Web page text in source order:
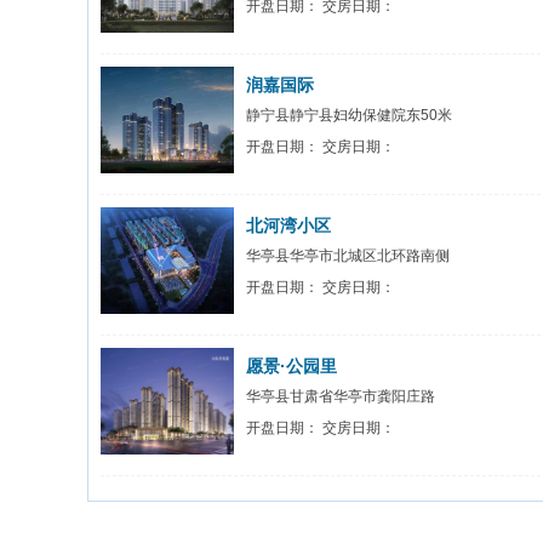
开盘日期： 交房日期：
润嘉国际
静宁县静宁县妇幼保健院东50米
开盘日期： 交房日期：
北河湾小区
华亭县华亭市北城区北环路南侧
开盘日期： 交房日期：
愿景·公园里
华亭县甘肃省华亭市龚阳庄路
开盘日期： 交房日期：